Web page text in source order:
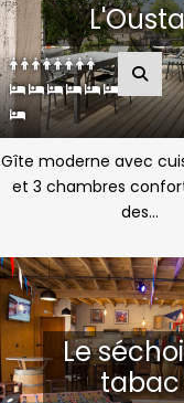
Gîte moderne avec
et 3 chambres
des...
Le
tabac